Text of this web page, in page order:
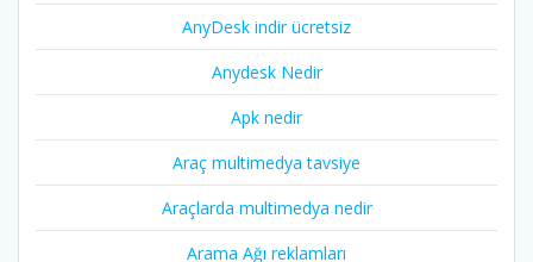
AnyDesk indir ücretsiz
Anydesk Nedir
Apk nedir
Araç multimedya tavsiye
Araçlarda multimedya nedir
Arama Ağı reklamları